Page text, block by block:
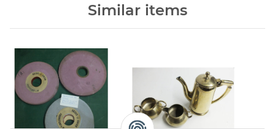
Similar items